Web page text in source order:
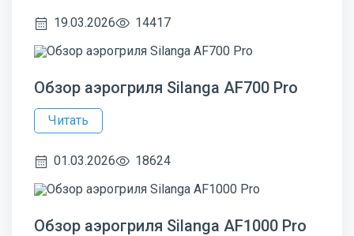
19.03.2026 14417
Обзор аэрогриля Silanga AF700 Pro
Читать
01.03.2026 18624
Обзор аэрогриля Silanga AF1000 Pro